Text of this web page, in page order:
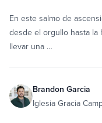
En este salmo de
desde el orgullo hasta la
llevar una …
Brandon Garcia
Iglesia Gracia